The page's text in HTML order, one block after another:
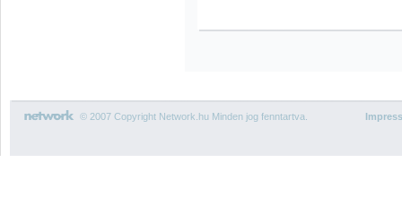
© 2007 Copyright Network.hu Minden jog fenntartva.